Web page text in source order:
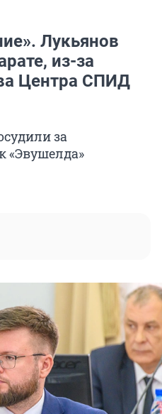
Лукьянов
из-за
Центра СПИД
за
«Эвушелда»